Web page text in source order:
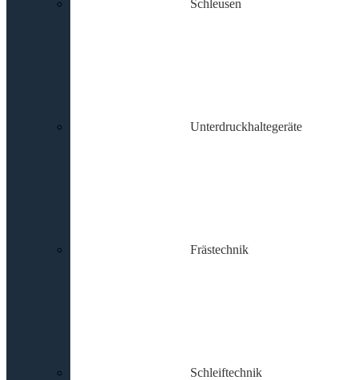
Schleusen
Unterdruckhaltegeräte
Frästechnik
Schleiftechnik